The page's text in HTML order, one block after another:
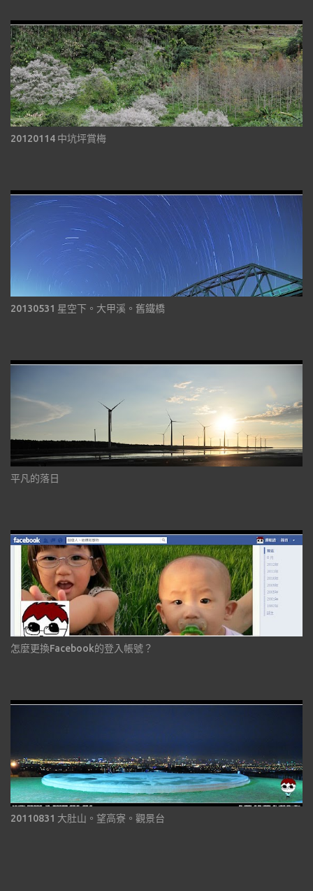
20120114 中坑坪賞梅
20130531 星空下。大甲溪。舊鐵橋
平凡的落日
怎麼更換Facebook的登入帳號？
20110831 大肚山。望高寮。觀景台